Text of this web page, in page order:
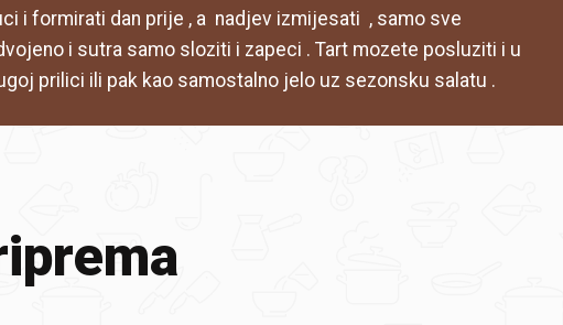
i formirati dan prije , a nadjev izmijesati , samo sve
i sutra samo sloziti i zapeci . Tart mozete posluziti i u
prilici ili pak kao samostalno jelo uz sezonsku salatu .